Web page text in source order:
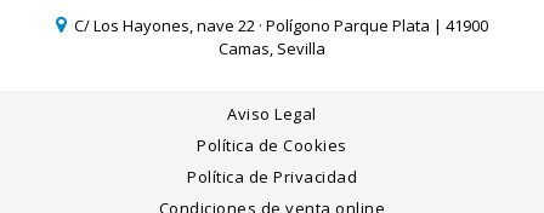
C/ Los Hayones, nave 22 · Polígono Parque Plata | 41900
Camas, Sevilla
Aviso Legal
Política de Cookies
Política de Privacidad
Condiciones de venta online